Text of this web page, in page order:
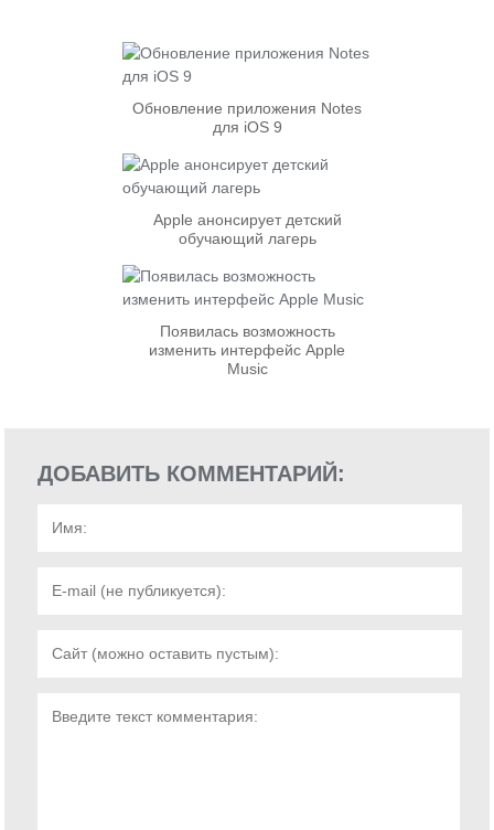
Обновление приложения Notes
для iOS 9
Apple анонсирует детский
обучающий лагерь
Появилась возможность
изменить интерфейс Apple
Music
ДОБАВИТЬ КОММЕНТАРИЙ: